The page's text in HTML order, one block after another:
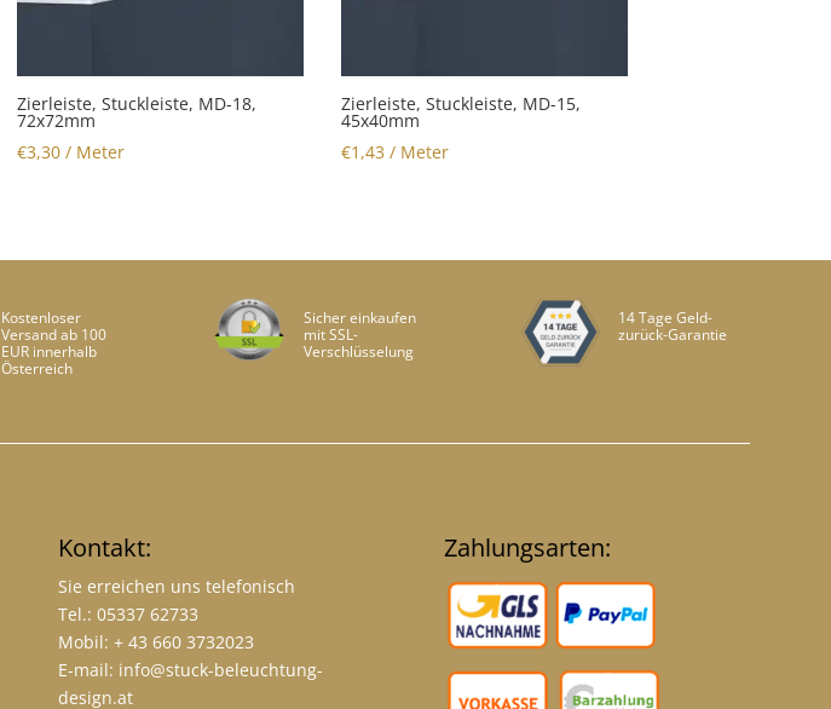
Zierleiste, Stuckleiste, MD-18,
72x72mm
€3,30/ Meter
Zierleiste, Stuckleiste, MD-15,
45x40mm
€1,43 / Meter
Kostenloser
Versand ab 100
EUR innerhalb
Österreich
Sicher einkaufen
mit SSL-
Verschlüsselung
14 Tage Geld-
zurück-Garantie
Kontakt:
Sie erreichen uns telefonisch
Tel.: 05337 62733
Mobil: + 43 660 3732023
E-mail: info@stuck-beleuchtung-
design.at
Zahlungsarten: